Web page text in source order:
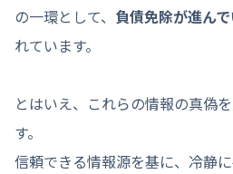
の一環として、 負債免除が進ん
れています。
とはいえ、これらの情報の真偽
す。
信頼できる情報源を基に、冷静